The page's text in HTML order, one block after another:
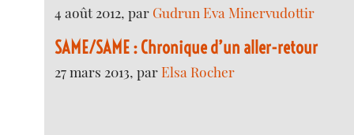
4 août 2012, par Gudrun Eva Minervudottir
SAME/SAME : Chronique d’un aller-retour
27 mars 2013, parElsa Rocher